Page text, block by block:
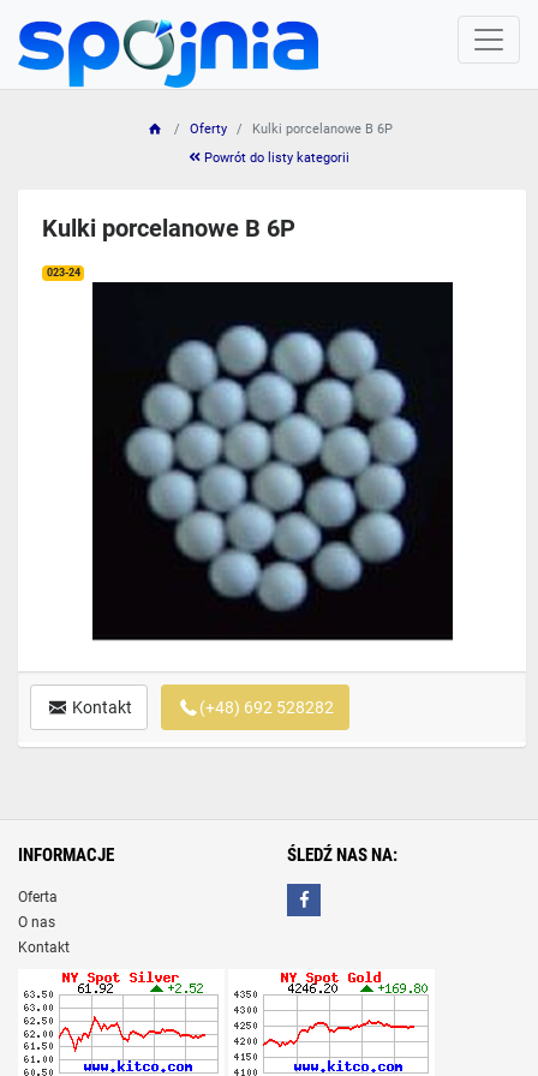
Oferty
Kulki porcelanowe B 6P
Powrót do listy kategorii
Kulki porcelanowe B 6P
023-24
Kontakt (+48) 692 528282
INFORMACJE
Oferta
O nas
Kontakt
ŚLEDŹ NAS NA: